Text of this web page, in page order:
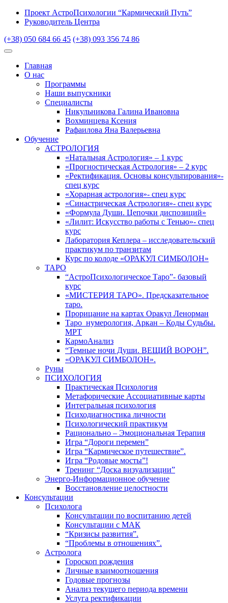
Проект АстроПсихологии “Кармический Путь”
Руководитель Центра
(+38) 050 684 66 45 (+38) 093 356 74 86
Главная
О нас
Программы
Наши выпускники
Специалисты
Никульникова Галина Ивановна
Вохминцева Ксения
Рафаилова Яна Валерьевна
Обучение
АСТРОЛОГИЯ
«Натальная Астрология» – 1 курс
«Прогностическая Астрология» – 2 курс
«Ректификация. Основы консультирования»-
спец курс
«Хорарная астрология»- спец курс
«Синастрическая Астрология»- спец курс
«Формула Души. Цепочки диспозиций»
«Лилит: Искусство работы с Тенью»- спец
курс
Лаборатория Кеплера – исследовательский
практикум по транзитам
Курс по колоде «ОРАКУЛ СИМБОЛОН»
ТАРО
“АстроПсихологическое Таро”- базовый
курс
«МИСТЕРИЯ ТАРО». Предсказательное
таро.
Прорицание на картах Оракул Ленорман
Таро_нумерология, Аркан – Коды Судьбы.
МРТ
КармоАнализ
“Темные ночи Души. ВЕЩИЙ ВОРОН”.
«ОРАКУЛ СИМБОЛОН».
Руны
ПСИХОЛОГИЯ
Практическая Психология
Метафорические Ассоциативные карты
Интегральная психология
Психодиагностика личности
Психологический практикум
Рационально – Эмоциональная Терапия
Игра “Дороги перемен”
Игра “Кармическое путешествие”.
Игра “Родовые мосты”!
Тренинг “Доска визуализации”
Энерго-Информационное обучение
Восстановление целостности
Консультации
Психолога
Консультации по воспитанию детей
Консультации с МАК
“Кризисы развития”.
“Проблемы в отношениях”.
Астролога
Гороскоп рождения
Личные взаимоотношения
Годовые прогнозы
Анализ текущего периода времени
Услуга ректификации